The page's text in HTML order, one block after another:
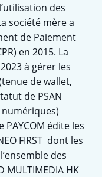
des
société mère a
de Paiement
en 2015. La
à gérer les
de wallet,
de PSAN
PAYCOM édite les
FIRST dont les
des
MULTIMEDIA HK